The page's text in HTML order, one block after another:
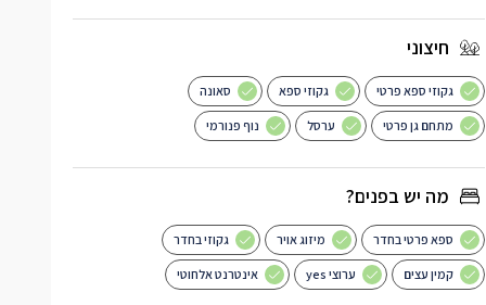
חיצוני
גקוזי ספא פרטי גקוזי ספא סאונה
מתחם גן פרטי ערסל נוף פנורמי
מה יש בפנים?
ספא פרטי בחדר מיזוג אויר גקוזי בחדר
קמין עצים ערוצי yes אינטרנט אלחוטי